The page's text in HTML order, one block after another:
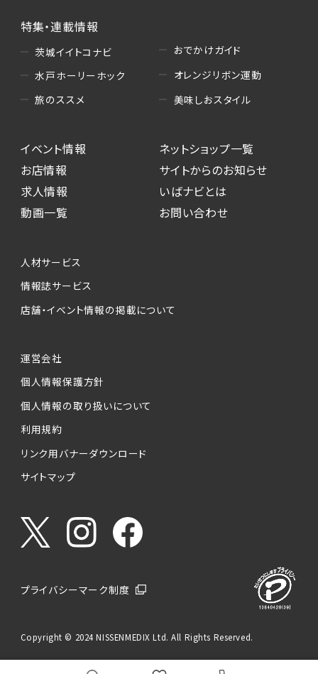
特集・連載情報
茨城イイトコナビ
水戸ホーリーホック
旅のススメ
おでかけガイド
オレンジリボン運動
美味しおスタイル
イベント情報
お店情報
求人情報
動画一覧
ネットショップ一覧
サイトからのお知らせ
いばナビとは
お問い合わせ
人材サービス
情報誌サービス
店舗・イベント情報の掲載について
運営会社
個人情報保護方針
個人情報の取り扱いについて
利用規約
リンク用バナーダウンロード
サイトマップ
プライバシーマーク制度
Copyright © 2024 NISSENMEDIX Ltd. All Rights Reserved.